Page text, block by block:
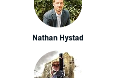
Nathan Hystad